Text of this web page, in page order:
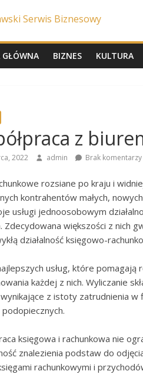
GŁÓWNA BIZNES KULTURA
z
2022 admin Brak komentarzy
rozsiane po kraju i
kontrahentów małych,
usługi jednoosobowym
Zdecydowana większości z nich
działalność księgowo-
usług, które pomagają
każdej z nich. Wyliczanie
wynikające z istoty zatrudnienia
księgowa i rachunkowa nie
znalezienia podstaw do
rachunkowymi i